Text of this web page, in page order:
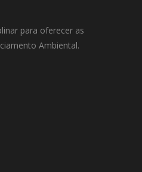
para oferecer as
Ambiental.